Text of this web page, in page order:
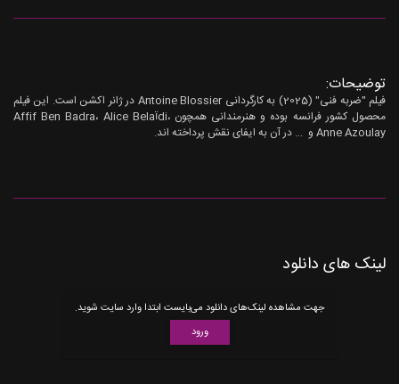
توضیحات:
فیلم "ضربه فنی" (2025) به کارگردانی Antoine Blossier در ژانر اکشن است. این فیلم
محصول کشور فرانسه بوده و هنرمندانی همچون Affif Ben Badra، Alice Belaïdi،
Anne Azoulay و ... در آن به ایفای نقش پرداخته اند.
لینک های دانلود
جهت مشاهده لینک‌های دانلود می‌بایست ابتدا وارد سایت شوید.
ورود